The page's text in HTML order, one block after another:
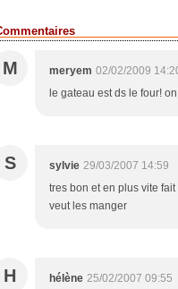
M meryem 02/02/2009
le gateau est ds le four!
S sylvie 29/03/2007 14:59
tres bon et en plus vite
veut les manger
H hélène 25/02/2007 09:55